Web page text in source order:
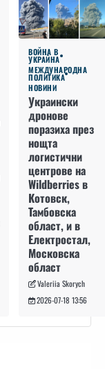
ВОЙНА В
УКРАЙНА
МЕЖДУНАРОДНА
ПОЛИТИКА
НОВИНИ
Украински
дронове
поразиха през
нощта
логистични
центрове на
Wildberries в
Котовск,
Тамбовска
област, и в
Електростал,
Московска
област
Valeriia Skorych
2026-07-18 13:56